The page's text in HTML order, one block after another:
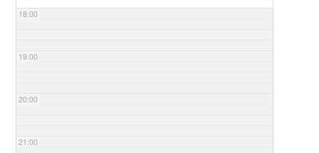
18:00
19:00
20:00
21:00